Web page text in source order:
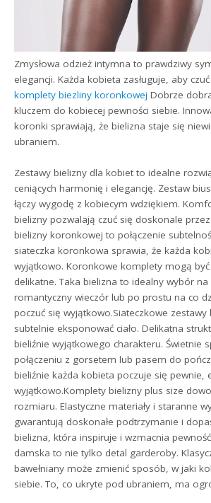
Zmysłowa odzież intymna to prawdziwy
elegancji. Każda kobieta zasługuje, aby
komplety biezliny koronkowej Dobrze
kluczem do kobiecej pewności siebie.
koronki sprawiają, że bielizna staje się
ubraniem.
Zestawy bielizny dla kobiet to idealne
ceniących harmonię i elegancję. Zestaw
łączy wygodę z kobiecym wdziękiem.
bielizny pozwalają czuć się doskonale
bielizny koronkowej to połączenie
siateczka koronkowa sprawia, że każda
wyjątkowo. Koronkowe komplety mogą
delikatne. Taka bielizna to idealny wybór
romantyczny wieczór lub po prostu na co
poczuć się wyjątkowo.Siateczkowe
subtelnie eksponować ciało. Delikatna
bieliźnie wyjątkowego charakteru. Świetnie
połączeniu z gorsetem lub pasem do
bieliźnie każda kobieta poczuje się pewnie,
wyjątkowo.Komplety bielizny plus size
rozmiaru. Elastyczne materiały i staranne
gwarantują doskonałe podtrzymanie i
bielizna, która inspiruje i wzmacnia
damska to nie tylko detal garderoby.
bawełniany może zmienić sposób, w jaki
siebie. To, co ukryte pod ubraniem, ma